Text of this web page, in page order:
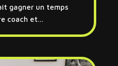
gagner un temps
coach et...